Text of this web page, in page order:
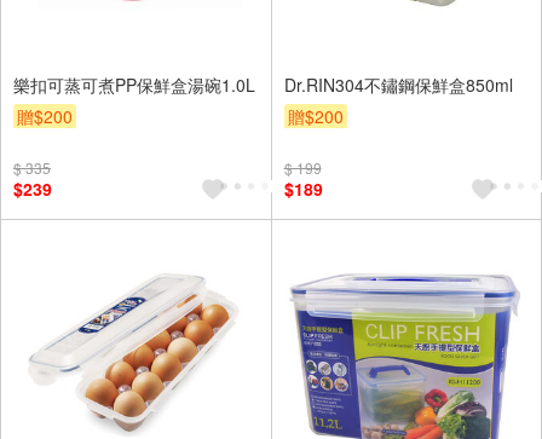
樂扣可蒸可煮PP保鮮盒湯碗1.0L
贈$200
$ 335
$239
Dr.RIN304不鏽鋼保鮮盒850ml
贈$200
$ 199
$189